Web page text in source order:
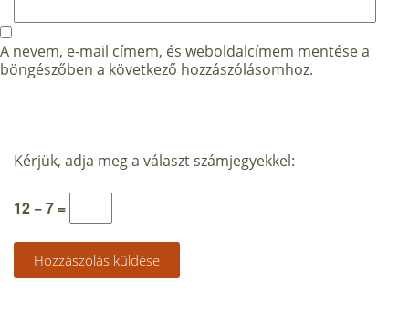
A nevem, e-mail címem, és weboldalcímem mentése a
böngészőben a következő hozzászólásomhoz.
Kérjük, adja meg a választ számjegyekkel:
12 − 7 =